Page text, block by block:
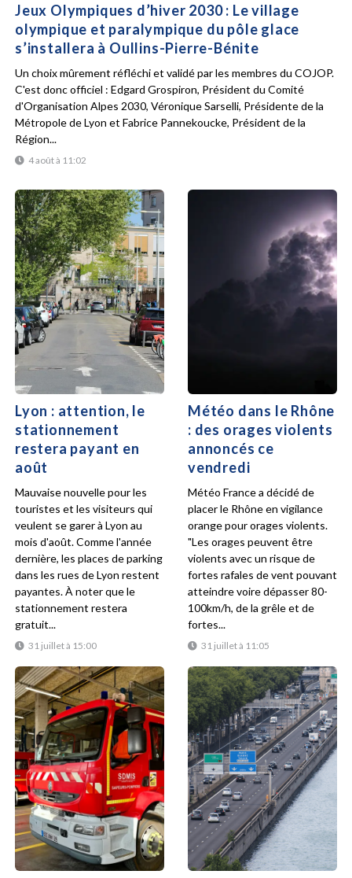
Jeux Olympiques d’hiver 2030 : Le village
olympique et paralympique du pôle glace
s’installera à Oullins-Pierre-Bénite
4 août à 11:02
Un choix mûrement réfléchi et validé par les membres du COJOP.
C'est donc officiel : Edgard Grospiron, Président du Comité
d'Organisation Alpes 2030, Véronique Sarselli, Présidente de la
Métropole de Lyon et Fabrice Pannekoucke, Président de la
Région...
Lyon : attention, le
stationnement
restera payant en
août
31 juillet à 15:00
Mauvaise nouvelle pour les
touristes et les visiteurs qui
veulent se garer à Lyon au
mois d'août. Comme l'année
dernière, les places de parking
dans les rues de Lyon restent
payantes. À noter que le
stationnement restera
gratuit...
Météo dans le Rhône
: des orages violents
annoncés ce
vendredi
31 juillet à 11:05
Météo France a décidé de
placer le Rhône en vigilance
orange pour orages violents.
"Les orages peuvent être
violents avec un risque de
fortes rafales de vent pouvant
atteindre voire dépasser 80-
100km/h, de la grêle et de
fortes...